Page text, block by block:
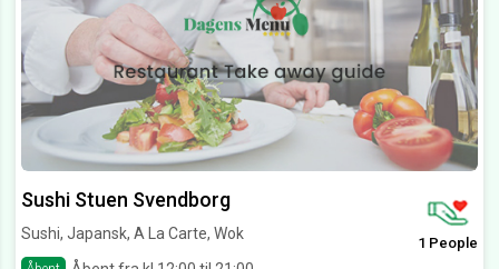
Sushi Stuen Svendborg
Sushi, Japansk, A La Carte, Wok
1 People